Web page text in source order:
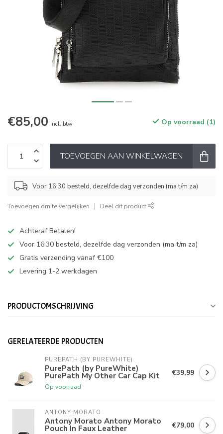
€85,00 Incl. btw Op voorraad (1)
TOEVOEGEN AAN WINKELWAGEN
Voor 16:30 besteld, dezelfde dag verzonden (ma t/m za)
Toevoegen om te vergelijken Deel dit product
Achteraf Betalen!
Voor 16:30 besteld, dezelfde dag verzonden (ma t/m za)
Gratis verzending vanaf €100
Levering 1-2 werkdagen
PRODUCTOMSCHRIJVING
GERELATEERDE PRODUCTEN
PUREPATH (BY PUREWHITE)
PurePath (by PureWhite)
PurePath My Other Car Cap Kit
Op voorraad
€39,99
ANTONY MORATO
Antony Morato Antony Morato
Pouch In Faux Leather €79,00